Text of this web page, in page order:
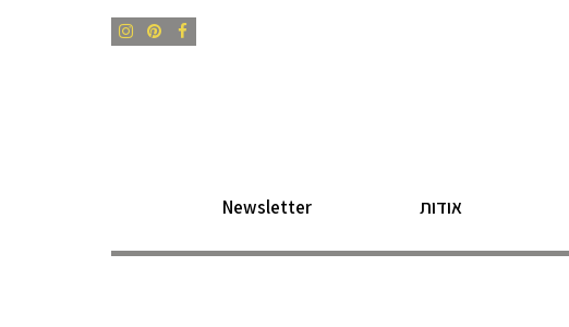
Facebook
Pinterest
Instagram
אודות Newsletter